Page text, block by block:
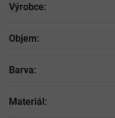
Výrobce:
Objem:
Barva:
Materiál: